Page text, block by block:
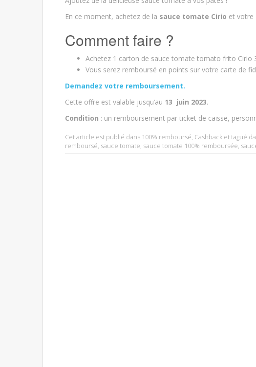
En ce moment, achetez de la sauce tomate Cirio et votre
Comment faire ?
Achetez 1 carton de sauce tomate tomato frito Cirio
Vous serez remboursé en points sur votre carte de
Demandez votre remboursement.
Cette offre est valable jusqu’au 13 juin 2023.
Condition : un remboursement par ticket de caisse,
Cet article est publié dans 100% remboursé, Cashback et tagué
remboursé, sauce tomate, sauce tomate 100% remboursée,